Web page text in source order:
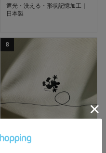
遮光・洗える・形状記憶加工｜
日本製
8
MICKEY/Line ライン
製別）